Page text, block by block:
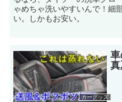
ゃめちゃ洗いやすいんで！細
い。しかもお安い。
カーグッズ